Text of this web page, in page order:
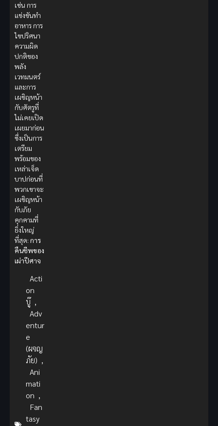
เช่น การ
แข่งขันทำ
อาหาร การ
ไขปริศนา
ความผิด
ปกติของ
พลัง
เวทมนตร์
และการ
เผชิญหน้า
กับศัตรูที่
ไม่เคยเปิด
เผยมาก่อน
ซึ่งเป็นการ
เตรียม
พร้อมของ
เหล่าเจ็ด
บาปก่อนที่
พวกเขาจะ
เผชิญหน้า
กับภัย
คุกคามที่
ยิ่งใหญ่
ที่สุด: การ
คืนชีพของ
เผ่าปีศาจ
Acti
on
บู๊ ,
Adv
entur
e
(ผจญ
ภัย) ,
Ani
mati
on ,
Fan
tasy